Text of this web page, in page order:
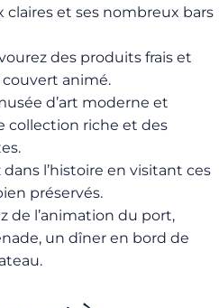
claires et ses nombreux bars
des produits frais et
animé.
d’art moderne et
collection riche et des
dans l’histoire en visitant ces
préservés.
de l’animation du port,
un dîner en bord de